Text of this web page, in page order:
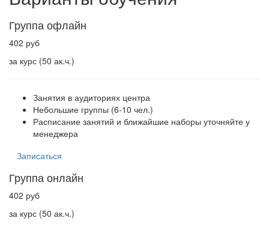
Группа офлайн
402 руб
за курс (50 ак.ч.)
Занятия в аудиториях центра
Небольшие группы (6-10 чел.)
Расписание занятий и ближайшие наборы уточняйте у
менеджера
Записаться
Группа онлайн
402 руб
за курс (50 ак.ч.)